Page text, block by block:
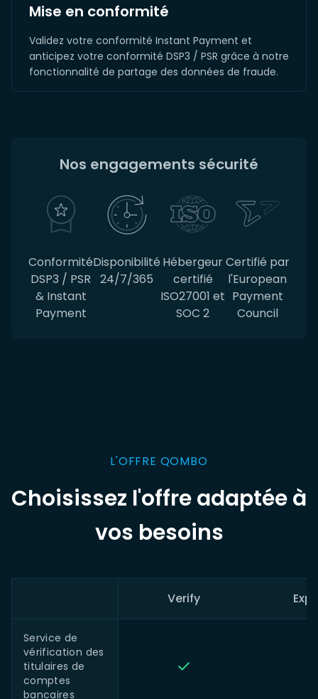
Mise en conformité
Validez votre conformité Instant Payment et
anticipez votre conformité DSP3 / PSR grâce à notre
fonctionnalité de partage des données de fraude.
Nos engagements sécurité
Conformité
DSP3 / PSR
& Instant
Payment
Disponibilité
24/7/365
Hébergeur
certifié
ISO27001 et
SOC 2
Certifié par
l'European
Payment
Council
L'OFFRE QOMBO
Choisissez l'offre adaptée à
vos besoins
Verify
Service de
vérification des
titulaires de
comptes
bancaires